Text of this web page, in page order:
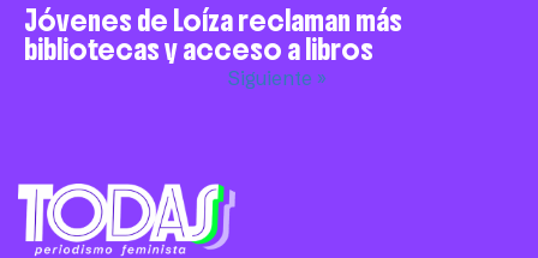
Jóvenes de Loíza reclaman más
bibliotecas y acceso a libros
Siguiente »